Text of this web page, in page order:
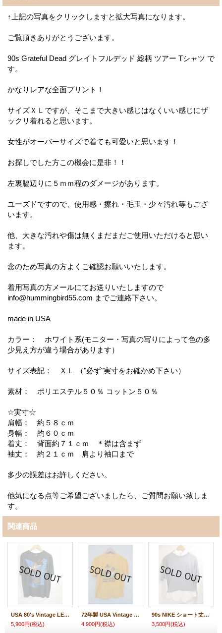
↑上記の写真をクリックしますと拡大写真になります。
ご覧頂きありがとうございます。
90s Grateful Dead グレイトフルデッド 総柄 ツアー Tシャツ で
す。
かなりレアな全面プリント！
サイズＸＬですが、そこまで大きい感じはなくいい感じにザ
ックリ着れると思います。
女性がオーバーサイズで着ても可愛いと思います！
お探しでした方この機会に是非！！
左裏脇辺りに５ｍｍ程のダメージがあります。
ユーズドですので、使用感・擦れ・毛玉・少々汚れ等もござ
います。
他、大きな汚れや傷は無くまだまだご使用いただけると思い
ます。
念のため写真の方よくご確認お願いいたします。
着用写真の方メールにてお送りいたしますので
info@hummingbird55.com までご連絡下さい。
made in USA
カラー： ホワイト系(モニター・写真の写りによって色の多
少見え方が違う場合があります）
サイズ表記： ＸＬ （"必ず"実寸をお確かめ下さい）
素材： ポリエステル５０％ コットン５０％
☆実寸☆
肩幅： 約５８ｃｍ
身幅： 約６０ｃｍ
着丈： 背面約７１ｃｍ ＊襟は含まず
袖丈： 約２１ｃｍ 肩より袖口まで
多少の誤差はお許しください。
他気になる点等ご希望ございましたら、ご質問お願い致しま
す。
関連商品
USA 80's Vintage LED ZEPPELIN JIMMY PAGE Tシャツ バンド ジミーページ
5,900円(税込)
72年製 USA Vintage Crazy Shirts HOME GROWN Tshirt HAWAII クレイジーシャツ ビンテージ ホームグローン Tシャツ アメリカンゴシックパロディー
4,900円(税込)
90s NIKE ショート丈 Tシャツ
3,500円(税込)